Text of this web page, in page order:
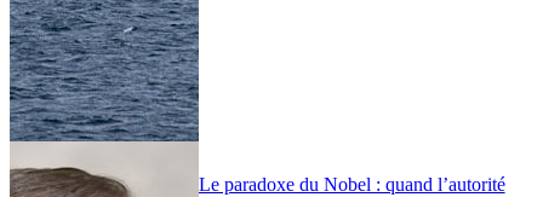
Le paradoxe du Nobel : quand l’autorité